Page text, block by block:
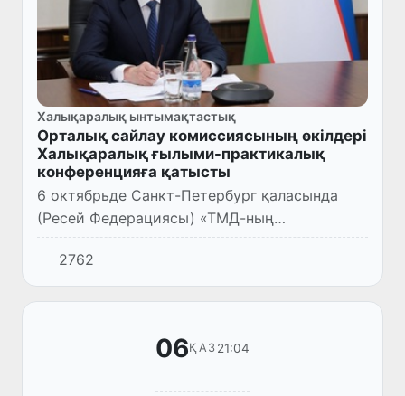
Халықаралық ынтымақтастық
Орталық сайлау комиссиясының өкілдері
Халықаралық ғылыми-практикалық
конференцияға қатысты
6 октябрьде Санкт-Петербург қаласында
(Ресей Федерациясы) «ТМД-ның
демократиялық сайлау стандарттары
туралы конвенциясы: халықаралық
ынтымақтастық үшін ашық алаң»
тақырыбында хал...
2762
06ҚАЗ 21:04